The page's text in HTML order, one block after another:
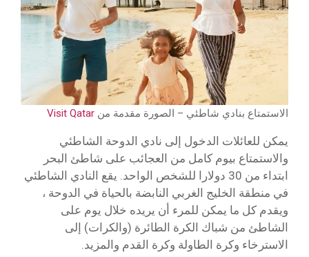
الاستمتاع بنادي شاطئي – الصورة مقدمة من Visit Qatar
يمكن للعائلات الدخول إلى نادي الدوحة الشاطئي
والاستمتاع بيوم كامل من العجائب على شاطئ البحر
ابتداء من 30 دولارا للشخص الواحد. يقع النادي الشاطئي
في منطقة الخليج الغربي النابضة بالحياة في الدوحة ،
ويقدم كل ما يمكن للمرء أن يريده خلال يوم على
الشاطئ من شباك الكرة الطائرة (والكرات) إلى
الاسترخاء وكرة الطاولة وكرة القدم والمزيد.